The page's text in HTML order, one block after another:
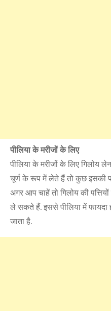
पीलिया के मरीजों के लिए
पीलिया के मरीजों के लिए गिलोय
चूर्ण के रूप में लेते हैं तो कुछ इसकी
अगर आप चाहें तो गिलोय की
ले सकते हैं. इससे पीलिया में फायदा
जाता है.